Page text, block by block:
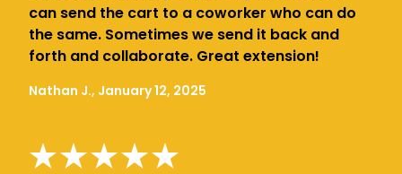
can send the cart to a coworker who can do
the same. Sometimes we send it back and
forth and collaborate. Great extension!
Nathan J., January 12, 2025